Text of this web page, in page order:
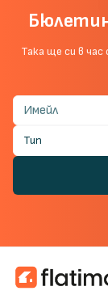
Така ще си в
Тип